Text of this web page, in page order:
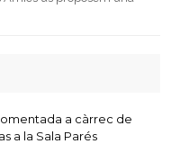
a càrrec de
a la Sala Parés